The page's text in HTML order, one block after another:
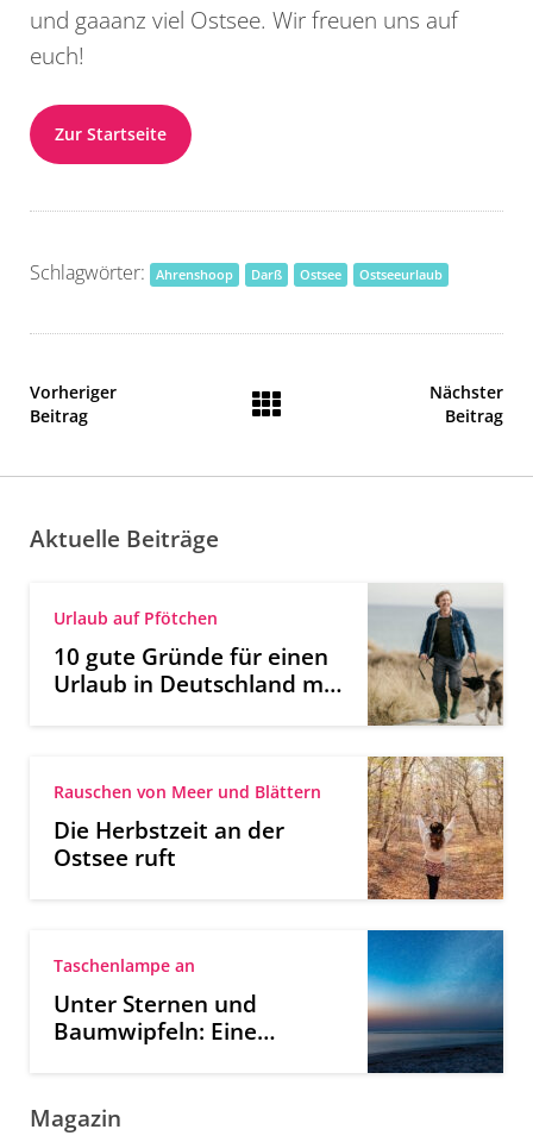
und gaaanz viel Ostsee. Wir freuen uns auf
euch!
Zur Startseite
Schlagwörter: Ahrenshoop Darß Ostsee Ostseeurlaub
Vorheriger
Beitrag
Nächster
Beitrag
Aktuelle Beiträge
Urlaub auf Pfötchen
10 gute Gründe für einen
Urlaub in Deutschland mit
Rauschen von Meer und Blättern
Die Herbstzeit an der
Ostsee ruft
Taschenlampe an
Unter Sternen und
Baumwipfeln: Eine
Magazin